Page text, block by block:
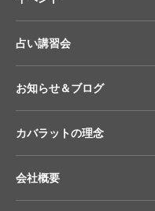
占い講習会
お知らせ＆ブログ
カバラットの理念
会社概要